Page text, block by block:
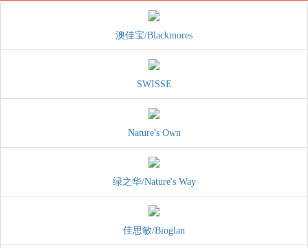
澳佳宝/Blackmores
SWISSE
Nature's Own
绿之华/Nature's Way
佳思敏/Bioglan